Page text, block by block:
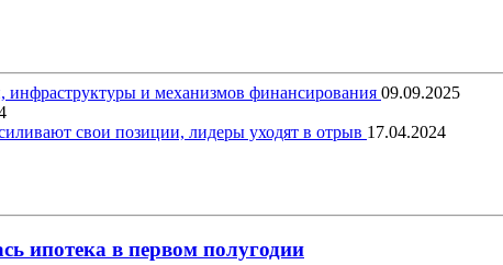
и механизмов финансирования 09.09.2025
свои позиции, лидеры уходят в отрыв 17.04.2024
ипотека в первом полугодии